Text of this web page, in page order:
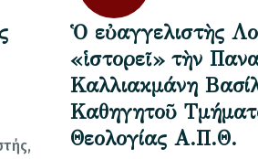
Ὁ εὐαγγελιστὴς
«ἱστορεῖ» τὴν
Καλλιακμάνη
Καθηγητοῦ
Θεολογίας Α.Π.Θ.